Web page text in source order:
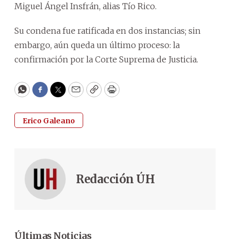
Miguel Ángel Insfrán, alias Tío Rico.
Su condena fue ratificada en dos instancias; sin
embargo, aún queda un último proceso: la
confirmación por la Corte Suprema de Justicia.
WhatsApp
Facebook
Twitter
EmailCopyPrint
Erico Galeano
Redacción ÚH
Últimas Noticias